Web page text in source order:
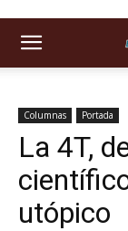
Columnas Portada
La 4T,
utópico